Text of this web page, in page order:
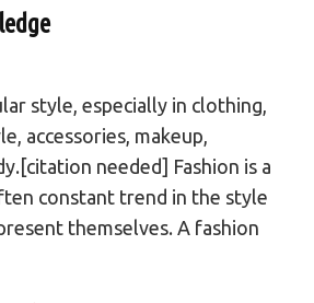
style, especially in clothing,
accessories, makeup,
needed] Fashion is a
constant trend in the style
themselves. A fashion